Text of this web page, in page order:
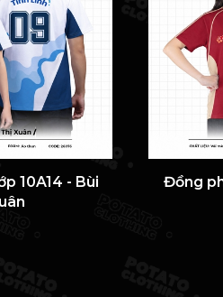
10A14 - Bùi
Đồng